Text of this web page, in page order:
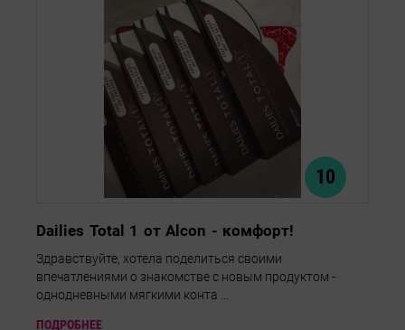
10
Dailies Total 1 от Alcon - комфорт!
Здравствуйте, хотела поделиться своими
впечатлениями о знакомстве с новым продуктом -
однодневными мягкими конта ...
ПОДРОБНЕЕ